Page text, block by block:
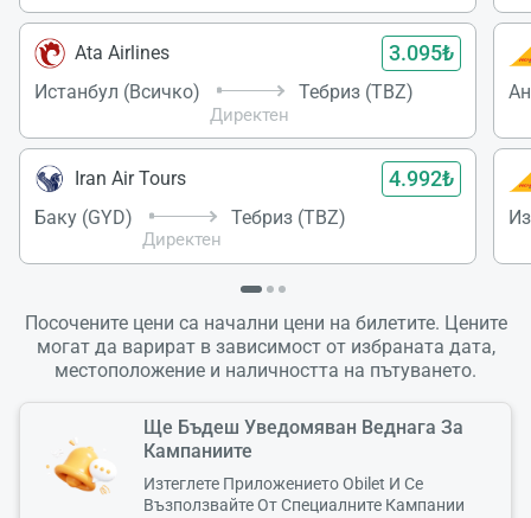
Ata Airlines 3.095₺
Истанбул (Всичко)
Директен
Тебриз (TBZ)
Iran Air Tours 4.992₺
Баку (GYD)
Директен
Тебриз (TBZ)
Посочените цени са начални цени на билетите. Цените
могат да варират в зависимост от избраната дата,
местоположение и наличността на пътуването.
Ще Бъдеш Уведомяван Веднага За
Кампаниите
Изтеглете Приложението Obilet И Се
Възползвайте От Специалните Кампании